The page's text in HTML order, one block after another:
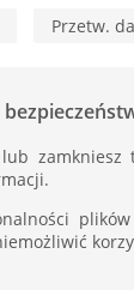
Przetw.
zamkniesz
plików